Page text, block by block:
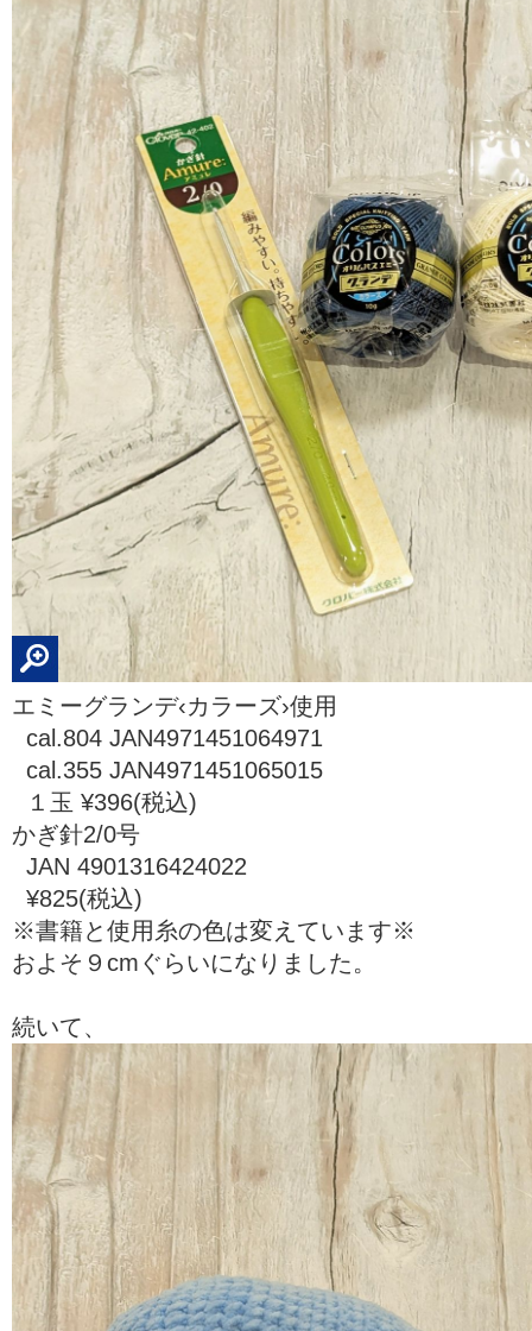
エミーグランデ‹カラーズ›使用
cal.804 JAN4971451064971
cal.355 JAN4971451065015
１玉 ¥396(税込)
かぎ針2/0号
JAN 4901316424022
¥825(税込)
※書籍と使用糸の色は変えています※
およそ９cmぐらいになりました。
続いて、